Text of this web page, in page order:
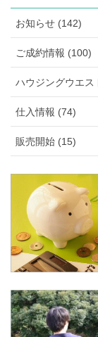
お知らせ (142)
ご成約情報 (100)
ハウジングウエス
仕入情報 (74)
販売開始 (15)